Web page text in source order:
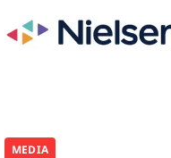
MEDIA